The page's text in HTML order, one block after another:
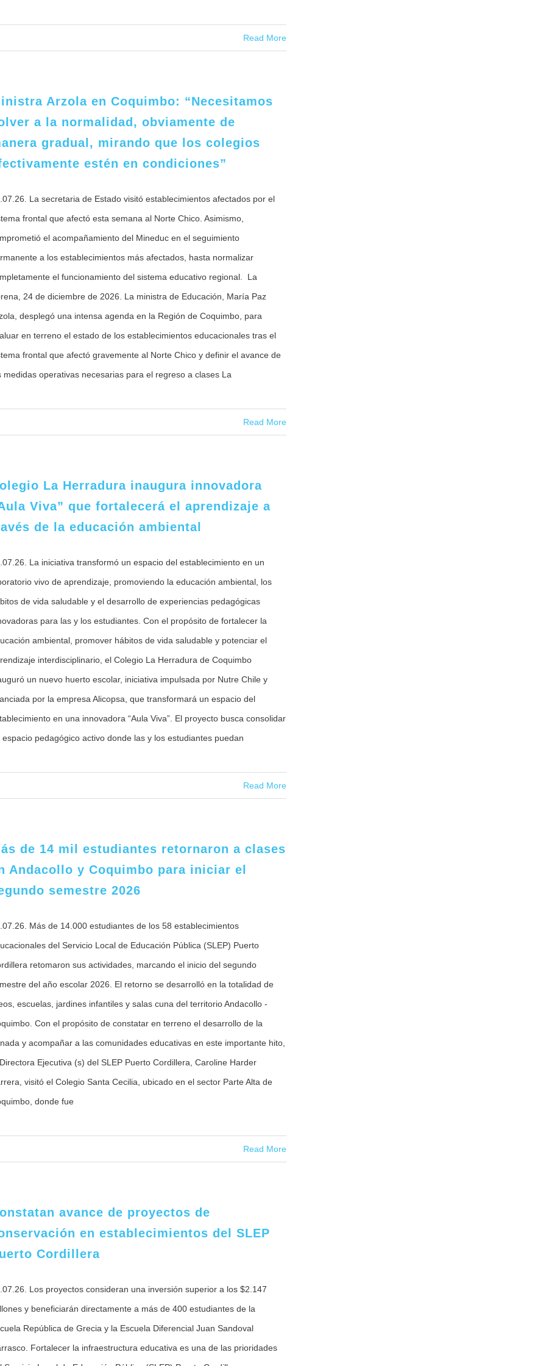
Read More
Arzola en Coquimbo: “Necesitamos
a la normalidad, obviamente de
gradual, mirando que los colegios
estén en condiciones”
La secretaria de Estado visitó establecimientos afectados por el
frontal que afectó esta semana al Norte Chico. Asimismo,
el acompañamiento del Mineduc en el seguimiento
a los establecimientos más afectados, hasta normalizar
el funcionamiento del sistema educativo regional. La
24 de diciembre de 2026. La ministra de Educación, María Paz
desplegó una intensa agenda en la Región de Coquimbo, para
en terreno el estado de los establecimientos educacionales tras el
frontal que afectó gravemente al Norte Chico y definir el avance de
medidas operativas necesarias para el regreso a clases La
Read More
La Herradura inaugura innovadora
Viva” que fortalecerá el aprendizaje a
de la educación ambiental
La iniciativa transformó un espacio del establecimiento en un
vivo de aprendizaje, promoviendo la educación ambiental, los
de vida saludable y el desarrollo de experiencias pedagógicas
para las y los estudiantes. Con el propósito de fortalecer la
ambiental, promover hábitos de vida saludable y potenciar el
interdisciplinario, el Colegio La Herradura de Coquimbo
un nuevo huerto escolar, iniciativa impulsada por Nutre Chile y
por la empresa Alicopsa, que transformará un espacio del
en una innovadora “Aula Viva”. El proyecto busca consolidar
espacio pedagógico activo donde las y los estudiantes puedan
Read More
de 14 mil estudiantes retornaron a clases
Andacollo y Coquimbo para iniciar el
semestre 2026
Más de 14.000 estudiantes de los 58 establecimientos
del Servicio Local de Educación Pública (SLEP) Puerto
retomaron sus actividades, marcando el inicio del segundo
del año escolar 2026. El retorno se desarrolló en la totalidad de
escuelas, jardines infantiles y salas cuna del territorio Andacollo -
Con el propósito de constatar en terreno el desarrollo de la
y acompañar a las comunidades educativas en este importante hito,
Ejecutiva (s) del SLEP Puerto Cordillera, Caroline Harder
visitó el Colegio Santa Cecilia, ubicado en el sector Parte Alta de
donde fue
Read More
avance de proyectos de
en establecimientos del SLEP
Cordillera
Los proyectos consideran una inversión superior a los $2.147
y beneficiarán directamente a más de 400 estudiantes de la
República de Grecia y la Escuela Diferencial Juan Sandoval
Fortalecer la infraestructura educativa es una de las prioridades